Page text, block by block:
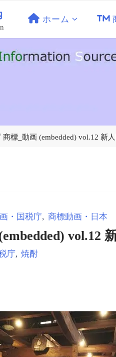
ホーム
商標_動画 (embedded) vol.12 新
・国税庁, 商標動画・日本
vol.12
庁, 焼酎